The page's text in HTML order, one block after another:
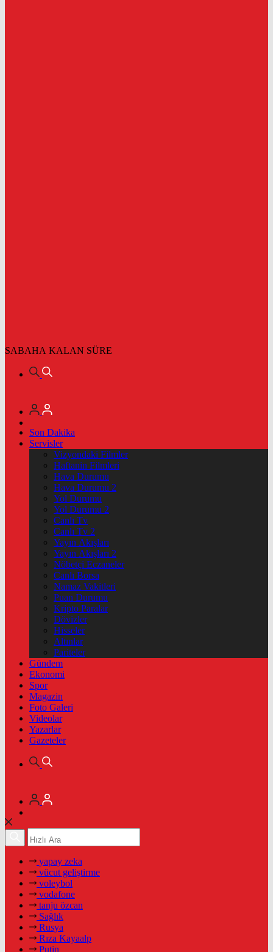
SABAHA KALAN SÜRE
Son Dakika
Servisler
Vizyondaki Filmler
Haftanin Filmleri
Hava Durumu
Hava Durumu 2
Yol Durumu
Yol Durumu 2
Canlı Tv
Canlı Tv 2
Yayın Akışları
Yayın Akışları 2
Nöbetçi Eczaneler
Canlı Borsa
Namaz Vakitleri
Puan Durumu
Kripto Paralar
Dövizler
Hisseler
Altınlar
Pariteler
Gündem
Ekonomi
Spor
Magazin
Foto Galeri
Videolar
Yazarlar
Gazeteler
yapay zeka
vücut geliştirme
voleybol
vodafone
tanju özcan
Sağlık
Rusya
Rıza Kayaalp
Putin